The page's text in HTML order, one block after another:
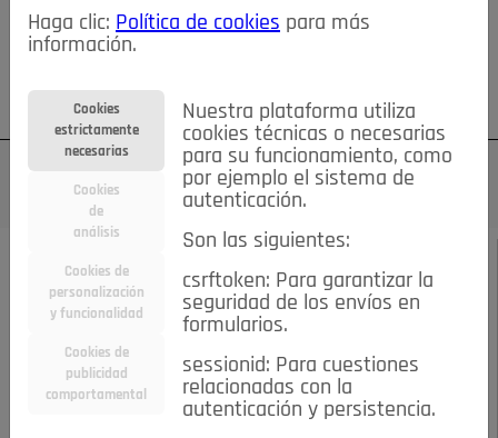
TABLÓN DE ANUNCIOS MIS ANUNCIOS CONTACTO
NOSOTROS
Su cuenta Regístrese ¿Olvidó su contraseña?
DICIEMBRE DE 2022
CORAZÓN LOCO
12-12-2022 7:55 p.m.
Haga clic: Política de cookies para más
información.
Cookies
estrictamente
necesarias
Cookies
de
análisis
Cookies de
personalización
y funcionalidad
Cookies de
publicidad
comportamental
Nuestra plataforma utiliza
cookies técnicas o necesarias
para su funcionamiento, como
por ejemplo el sistema de
autenticación.
Son las siguientes:
csrftoken: Para garantizar la
seguridad de los envíos en
formularios.
sessionid: Para cuestiones
relacionadas con la
autenticación y persistencia.